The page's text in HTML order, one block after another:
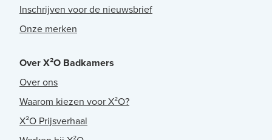
Inschrijven voor de nieuwsbrief
Onze merken
Over X²O Badkamers
Over ons
Waarom kiezen voor X²O?
X²O Prijsverhaal